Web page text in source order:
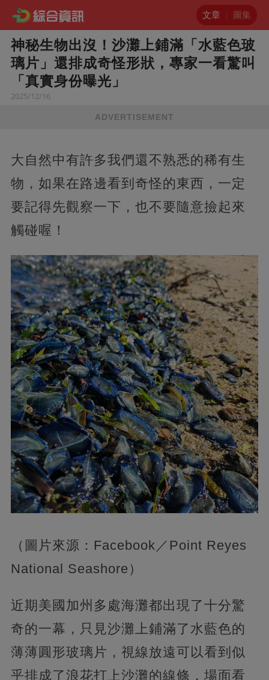
文章 圖集
神秘生物出沒！沙灘上鋪滿「水藍色玻
璃片」還排成奇怪形狀，專家一看驚叫
「真實身份曝光」
2025/12/16
ADVERTISEMENT
大自然中有許多我們還不熟悉的稀有生
物，如果在路邊看到奇怪的東西，一定
要記得先觀察一下，也不要隨意撿起來
觸碰喔！
（圖片來源：Facebook／Point Reyes
National Seashore）
近期美國加州多處海灘都出現了十分驚
奇的一幕，只見沙灘上鋪滿了水藍色的
薄薄圓形玻璃片，視線放遠可以看到似
乎排成了浪花打上沙灘的線條，場面看